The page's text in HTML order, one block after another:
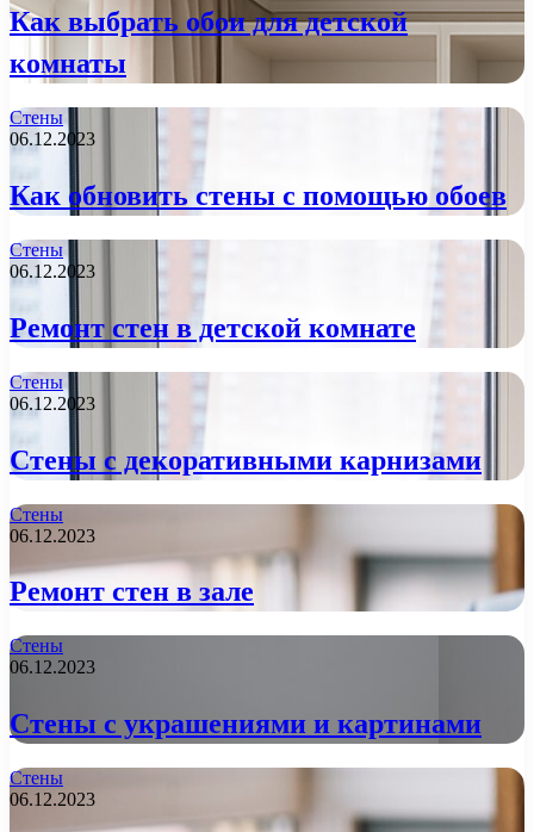
Как выбрать обои для детской
комнаты
Стены
06.12.2023
Как обновить стены с помощью обоев
Стены
06.12.2023
Ремонт стен в детской комнате
Стены
06.12.2023
Стены с декоративными карнизами
Стены
06.12.2023
Ремонт стен в зале
Стены
06.12.2023
Стены с украшениями и картинами
Стены
06.12.2023